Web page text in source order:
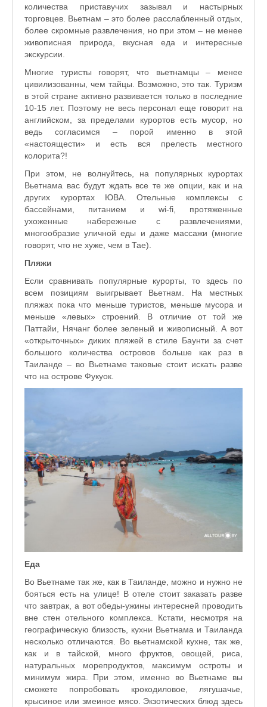
количества приставучих зазывал и настырных
торговцев. Вьетнам – это более расслабленный отдых,
более скромные развлечения, но при этом – не менее
живописная природа, вкусная еда и интересные
экскурсии.
Многие туристы говорят, что вьетнамцы – менее
цивилизованны, чем тайцы. Возможно, это так. Туризм
в этой стране активно развивается только в последние
10-15 лет. Поэтому не весь персонал еще говорит на
английском, за пределами курортов есть мусор, но
ведь согласимся – порой именно в этой
«настоящести» и есть вся прелесть местного
колорита?!
При этом, не волнуйтесь, на популярных курортах
Вьетнама вас будут ждать все те же опции, как и на
других курортах ЮВА. Отельные комплексы с
бассейнами, питанием и wi-fi, протяженные
ухоженные набережные с развлечениями,
многообразие уличной еды и даже массажи (многие
говорят, что не хуже, чем в Тае).
Пляжи
Если сравнивать популярные курорты, то здесь по
всем позициям выигрывает Вьетнам. На местных
пляжах пока что меньше туристов, меньше мусора и
меньше «левых» строений. В отличие от той же
Паттайи, Нячанг более зеленый и живописный. А вот
«открыточных» диких пляжей в стиле Баунти за счет
большого количества островов больше как раз в
Таиланде – во Вьетнаме таковые стоит искать разве
что на острове Фукуок.
Еда
Во Вьетнаме так же, как в Таиланде, можно и нужно не
бояться есть на улице! В отеле стоит заказать разве
что завтрак, а вот обеды-ужины интересней проводить
вне стен отельного комплекса. Кстати, несмотря на
географическую близость, кухни Вьетнама и Таиланда
несколько отличаются. Во вьетнамской кухне, так же,
как и в тайской, много фруктов, овощей, риса,
натуральных морепродуктов, максимум остроты и
минимум жира. При этом, именно во Вьетнаме вы
сможете попробовать крокодиловое, лягушачье,
крысиное или змеиное мясо. Экзотических блюд здесь